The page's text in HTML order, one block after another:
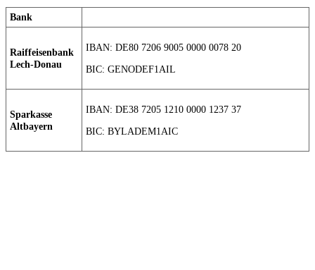
Bank
Raiffeisenbank
Lech-Donau
IBAN: DE80 7206 9005 0000 0078 20
BIC: GENODEF1AIL
Sparkasse
Altbayern
IBAN: DE38 7205 1210 0000 1237 37
BIC: BYLADEM1AIC